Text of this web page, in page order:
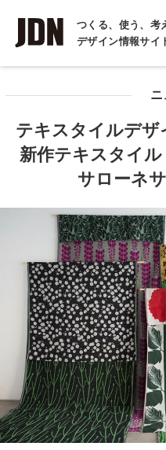
つくる、使う、考
デザイン情報サイ
INTERVIEW
インタビュー
COLUMN
コラム
ニ
テキスタイルデザ
新作テキスタイ
サローネ